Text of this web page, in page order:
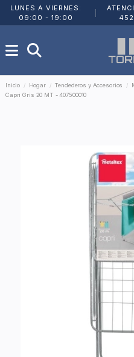
LUNES A VIERNES:
09:00 - 19:00
Inicio Hogar Tendederos y Accesorios
Capri Gris 20 MT - 407500010